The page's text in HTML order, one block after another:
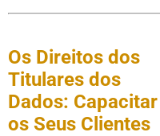
Os Direitos dos
Titulares dos
Dados: Capacitar
os Seus Clientes